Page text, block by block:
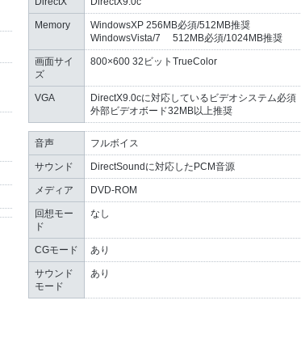
Memory
WindowsXP 256MB必須/512MB推奨
WindowsVista/7 512MB必須/1024MB推奨
画面サイ
ズ
800×600 32ビットTrueColor
VGA
DirectX9.0cに対応しているビデオシステム必須
外部ビデオボード32MB以上推奨
音声 フルボイス
サウンド DirectSoundに対応したPCM音源
メディア DVD-ROM
回想モー
ド
なし
CGモード あり
サウンド
モード
あり